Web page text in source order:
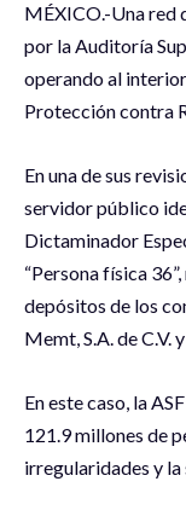
MÉXICO.-Una red
por la Auditoría
operando al
Protección contra
En una de sus
servidor público
Dictaminador
“Persona física
depósitos de los
Memt, S.A. de C.V.
En este caso, la
121.9 millones de
irregularidades y la